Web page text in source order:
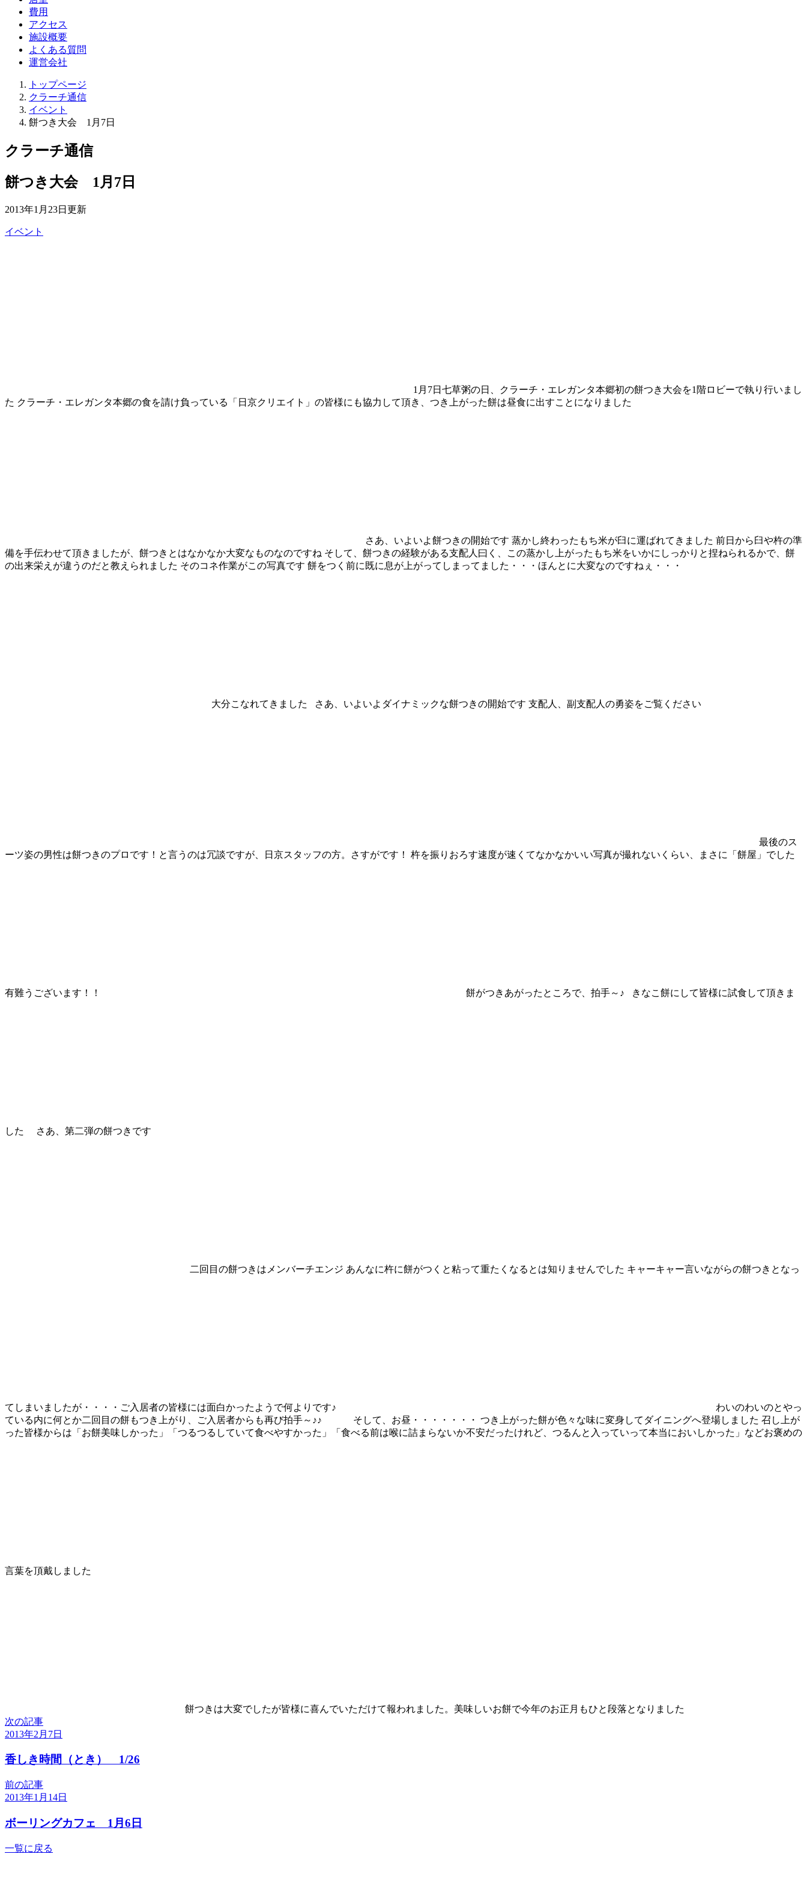
費用
アクセス
施設概要
よくある質問
運営会社
トップページ
クラーチ通信
イベント
餅つき大会 1月7日
クラーチ通信
餅つき大会 1月7日
2013年1月23日更新
イベント
1月7日七草粥の日、クラーチ・エレガンタ本郷初の餅つき大会を1階ロビーで執り行いまし
た クラーチ・エレガンタ本郷の食を請け負っている「日京クリエイト」の皆様にも協力して頂き、つき上がった餅は昼食に出すことになりました
さあ、いよいよ餅つきの開始です 蒸かし終わったもち米が臼に運ばれてきました 前日から臼や杵の準
備を手伝わせて頂きましたが、餅つきとはなかなか大変なものなのですね そして、餅つきの経験がある支配人曰く、この蒸かし上がったもち米をいかにしっかりと捏ねられるかで、餅
の出来栄えが違うのだと教えられました そのコネ作業がこの写真です 餅をつく前に既に息が上がってしまってました・・・ほんとに大変なのですねぇ・・・
大分こなれてきました さあ、いよいよダイナミックな餅つきの開始です 支配人、副支配人の勇姿をご覧ください
最後のス
ーツ姿の男性は餅つきのプロです！と言うのは冗談ですが、日京スタッフの方。さすがです！ 杵を振りおろす速度が速くてなかなかいい写真が撮れないくらい、まさに「餅屋」でした
有難うございます！！ 餅がつきあがったところで、拍手～♪ きなこ餅にして皆様に試食して頂きま
した さあ、第二弾の餅つきです
二回目の餅つきはメンバーチエンジ あんなに杵に餅がつくと粘って重たくなるとは知りませんでした キャーキャー言いながらの餅つきとなっ
てしまいましたが・・・・ご入居者の皆様には面白かったようで何よりです♪
わいのわいのとやっ
ている内に何とか二回目の餅もつき上がり、ご入居者からも再び拍手～♪♪ そして、お昼・・・・・・・ つき上がった餅が色々な味に変身してダイニングへ登場しました 召し上が
った皆様からは「お餅美味しかった」「つるつるしていて食べやすかった」「食べる前は喉に詰まらないか不安だったけれど、つるんと入っていって本当においしかった」などお褒めの
言葉を頂戴しました
餅つきは大変でしたが皆様に喜んでいただけて報われました。美味しいお餅で今年のお正月もひと段落となりました
次の記事
2013年2月7日
香しき時間（とき） 1/26
前の記事
2013年1月14日
ボーリングカフェ 1月6日
一覧に戻る